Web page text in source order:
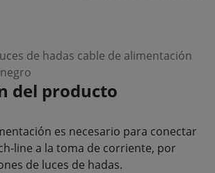
de hadas cable de alimentación
del producto
es necesario para conectar
line a la toma de corriente, por
de luces de hadas.